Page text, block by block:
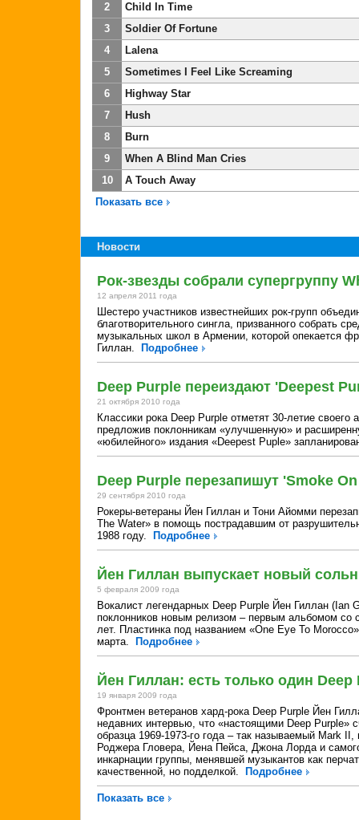
2
Child In Time
3
Soldier Of Fortune
4
Lalena
5
Sometimes I Feel Like Screaming
6
Highway Star
7
Hush
8
Burn
9
When A Blind Man Cries
10
A Touch Away
Показать все
Новости
Рок-звезды собрали супергруппу
12 апреля 2011 года
Шестеро участников известнейших рок-групп
благотворительного сингла, призванного собрать
музыкальных школ в Армении, которой опекается
Гиллан.
Подробнее
Deep Purple переиздают 'Deepest
21 октября 2010 года
Классики рока Deep Purple отметят 30-летие
предложив поклонникам «улучшенную» и
«юбилейного» издания «Deepest Puple»
Deep Purple перезапишут 'Smoke
29 сентября 2010 года
Рокеры-ветераны Йен Гиллан и Тони Айомми
The Water» в помощь пострадавшим от
1988 году.
Подробнее
Йен Гиллан выпускает новый
5 февраля 2009 года
Вокалист легендарных Deep Purple Йен Гиллан (Ian
поклонников новым релизом – первым альбомом со
лет. Пластинка под названием «One Eye To
марта.
Подробнее
Йен Гиллан: есть только один Deep
19 января 2009 года
Фронтмен ветеранов хард-рока Deep Purple Йен
недавних интервью, что «настоящими Deep Purple»
образца 1969-1973-го года – так называемый Mark
Роджера Гловера, Йена Пейса, Джона Лорда и
инкарнации группы, менявшей музыкантов как
качественной, но подделкой.
Подробнее
Показать все